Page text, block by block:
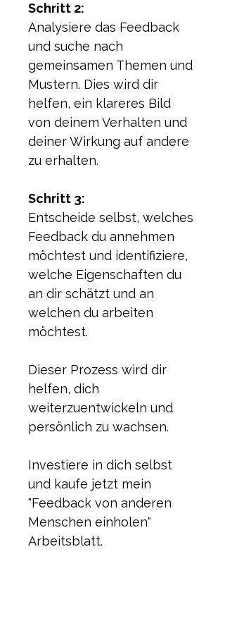
Schritt 2:
Analysiere das Feedback
und suche nach
gemeinsamen Themen und
Mustern. Dies wird dir
helfen, ein klareres Bild
von deinem Verhalten und
deiner Wirkung auf andere
zu erhalten.
Schritt 3:
Entscheide selbst, welches
Feedback du annehmen
möchtest und identifiziere,
welche Eigenschaften du
an dir schätzt und an
welchen du arbeiten
möchtest.
Dieser Prozess wird dir
helfen, dich
weiterzuentwickeln und
persönlich zu wachsen.
Investiere in dich selbst
und kaufe jetzt mein
"Feedback von anderen
Menschen einholen"
Arbeitsblatt.